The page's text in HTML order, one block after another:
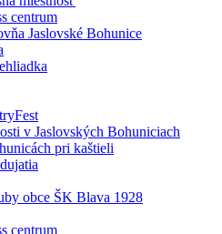
centrum
Jaslovské Bohunice
v Jaslovských Bohuniciach
pri kaštieli
obce ŠK Blava 1928
centrum